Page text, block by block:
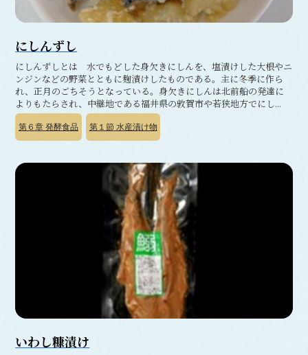
にしんずし
にしんずしとは 水でもどした身欠きにしんを、塩漬けした大根やニ
ンジンなどの野菜とともに麹漬けしたものである。主に冬季に作ら
れ、正月のごちそうとなっている。身欠きにしんは北前船の発達に
よりもたらされ、中継地である福井県の敦賀市や若狭地方でにし...
第６章 発酵食品 第１節水産漬け物
いわし糠漬け